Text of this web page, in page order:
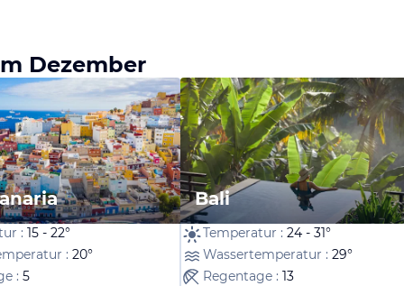
Dezember
: 15 - 22°
: 20°
: 5
Bali
Temperatur : 24 - 31°
Wassertemperatur : 29°
Regentage : 13